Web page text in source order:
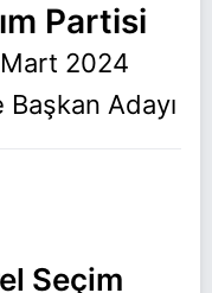
Partisi
2024
Adayı
Seçim